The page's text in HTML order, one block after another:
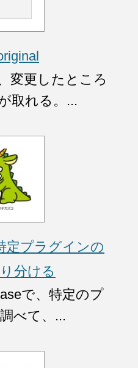
変更したところ
取れる。...
定プラグインの
分ける
で、特定のプ
べて、...